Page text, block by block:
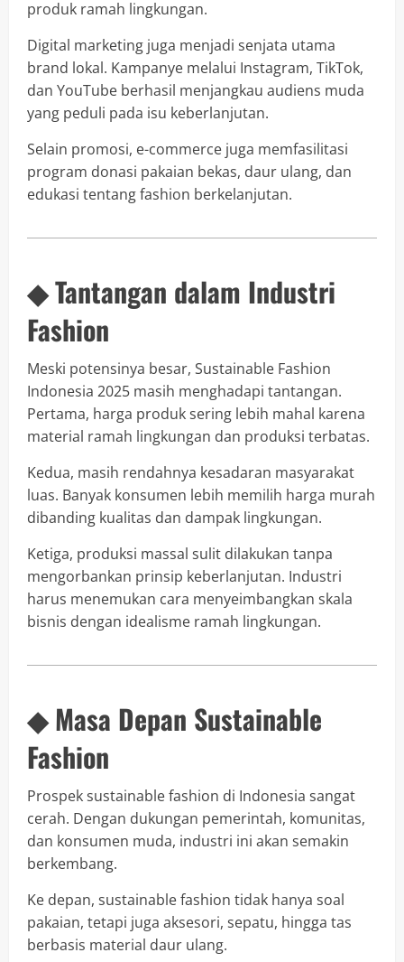
produk ramah lingkungan.
Digital marketing juga menjadi senjata utama
brand lokal. Kampanye melalui Instagram, TikTok,
dan YouTube berhasil menjangkau audiens muda
yang peduli pada isu keberlanjutan.
Selain promosi, e-commerce juga memfasilitasi
program donasi pakaian bekas, daur ulang, dan
edukasi tentang fashion berkelanjutan.
◆ Tantangan dalam Industri
Fashion
Meski potensinya besar, Sustainable Fashion
Indonesia 2025 masih menghadapi tantangan.
Pertama, harga produk sering lebih mahal karena
material ramah lingkungan dan produksi terbatas.
Kedua, masih rendahnya kesadaran masyarakat
luas. Banyak konsumen lebih memilih harga murah
dibanding kualitas dan dampak lingkungan.
Ketiga, produksi massal sulit dilakukan tanpa
mengorbankan prinsip keberlanjutan. Industri
harus menemukan cara menyeimbangkan skala
bisnis dengan idealisme ramah lingkungan.
◆ Masa Depan Sustainable
Fashion
Prospek sustainable fashion di Indonesia sangat
cerah. Dengan dukungan pemerintah, komunitas,
dan konsumen muda, industri ini akan semakin
berkembang.
Ke depan, sustainable fashion tidak hanya soal
pakaian, tetapi juga aksesori, sepatu, hingga tas
berbasis material daur ulang.